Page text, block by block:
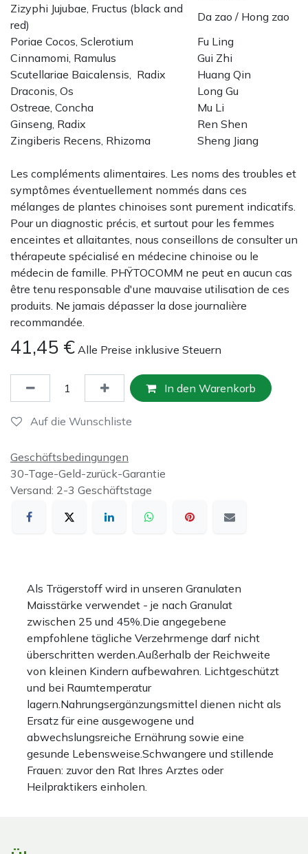
Zizyphi Jujubae, Fructus (black and
red)
Da zao / Hong zao
Poriae Cocos, Sclerotium
Fu Ling
Cinnamomi, Ramulus
Gui Zhi
Scutellariae Baicalensis, Radix
Huang Qin
Draconis, Os
Long Gu
Ostreae, Concha
Mu Li
Ginseng, Radix
Ren Shen
Zingiberis Recens, Rhizoma
Sheng Jiang
Les compléments alimentaires. Les noms des troubles et
symptômes éventuellement nommés dans ces
mélanges de plantes chinoises sont purement indicatifs.
Pour un diagnostic précis, et surtout pour les femmes
enceintes et allaitantes, nous conseillons de consulter un
thérapeute spécialisé en médecine chinoise ou le
médecin de famille. PHŸTOCOMM ne peut en aucun cas
être tenu responsable d'une mauvaise utilisation de ces
produits. Ne jamais dépasser la dose journalière
recommandée.
41,45 € Alle Preise inklusive Steuern
In den Warenkorb
Auf die Wunschliste
Geschäftsbedingungen
30-Tage-Geld-zurück-Garantie
Versand: 2-3 Geschäftstage
Als Trägerstoff wird in unseren Granulaten
Maisstärke verwendet - je nach Granulat
zwischen 25 und 45%.Die angegebene
empfohlene tägliche Verzehrmenge darf nicht
überschritten werden.Außerhalb der Reichweite
von kleinen Kindern aufbewahren. Lichtgeschützt
und bei Raumtemperatur
lagern.Nahrungsergänzungsmittel dienen nicht als
Ersatz für eine ausgewogene und
abwechslungsreiche Ernährung sowie eine
gesunde Lebensweise.Schwangere und stillende
Frauen: zuvor den Rat Ihres Arztes oder
Heilpraktikers einholen.